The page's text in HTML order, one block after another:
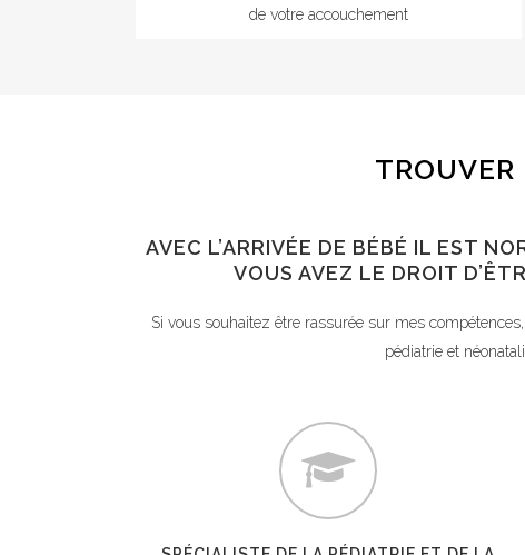
de votre accouchement
TROUVER
AVEC L’ARRIVÉE DE BÉBÉ IL EST
VOUS AVEZ LE DROIT
Si vous souhaitez être rassurée sur mes
pédiatrie et